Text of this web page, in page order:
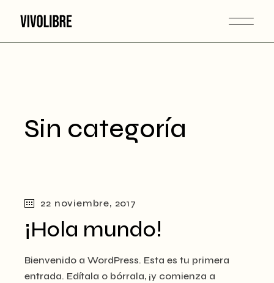
Sin categoría
22 noviembre, 2017
¡Hola mundo!
Bienvenido a WordPress. Esta es tu primera
entrada. Edítala o bórrala, ¡y comienza a